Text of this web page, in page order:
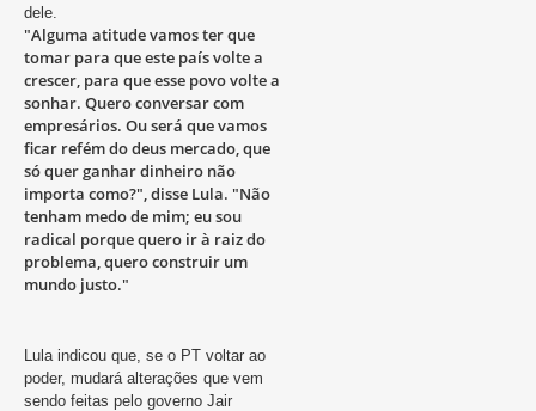
dele.
"Alguma atitude vamos ter que
tomar para que este país volte a
crescer, para que esse povo volte a
sonhar. Quero conversar com
empresários. Ou será que vamos
ficar refém do deus mercado, que
só quer ganhar dinheiro não
importa como?", disse Lula. "Não
tenham medo de mim; eu sou
radical porque quero ir à raiz do
problema, quero construir um
mundo justo."
Lula indicou que, se o PT voltar ao
poder, mudará alterações que vem
sendo feitas pelo governo Jair